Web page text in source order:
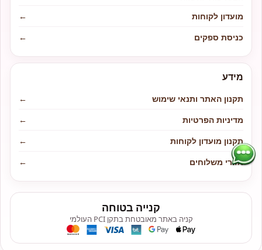
מועדון לקוחות
←
כניסת ספקים
←
מידע
תקנון האתר ותנאי שימוש
←
מדיניות הפרטיות
←
תקנון מועדון לקוחות
←
אזורי משלוחים
←
קנייה בטוחה
קניה באתר מאובטחת בתקן PCI העולמי